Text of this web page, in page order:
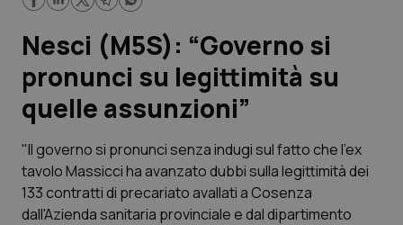
Governo e Parlamento
Regioni e Asl
Lavoro e Professioni
Scienza e Farmaci
Studi e Analisi
Nesci (M5S): “Governo si
pronunci su legittimità su
quelle assunzioni”
"Il governo si pronunci senza indugi sul fatto che l'ex
tavolo Massicci ha avanzato dubbi sulla legittimità dei
133 contratti di precariato avallati a Cosenza
dall'Azienda sanitaria provinciale e dal dipartimento